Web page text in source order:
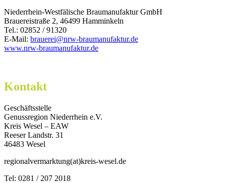
Niederrhein-Westfälische Braumanufaktur GmbH
Brauereistraße 2, 46499 Hamminkeln
Tel.: 02852 / 91320
E-Mail: brauerei@nrw-braumanufaktur.de
www.nrw-braumanufaktur.de
Kontakt
Geschäftsstelle
Genussregion Niederrhein e.V.
Kreis Wesel – EAW
Reeser Landstr. 31
46483 Wesel
regionalvermarktung(at)kreis-wesel.de
Tel: 0281 / 207 2018